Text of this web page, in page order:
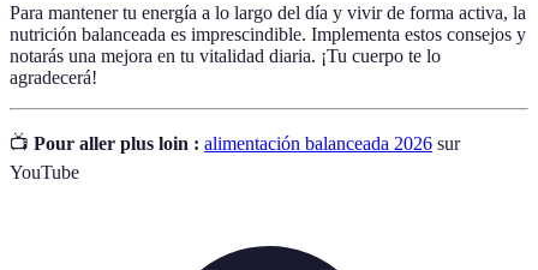
Para mantener tu energía a lo largo del día y vivir de forma activa, la
nutrición balanceada es imprescindible. Implementa estos consejos y
notarás una mejora en tu vitalidad diaria. ¡Tu cuerpo te lo
agradecerá!
📺 Pour aller plus loin : alimentación balanceada 2026 sur
YouTube